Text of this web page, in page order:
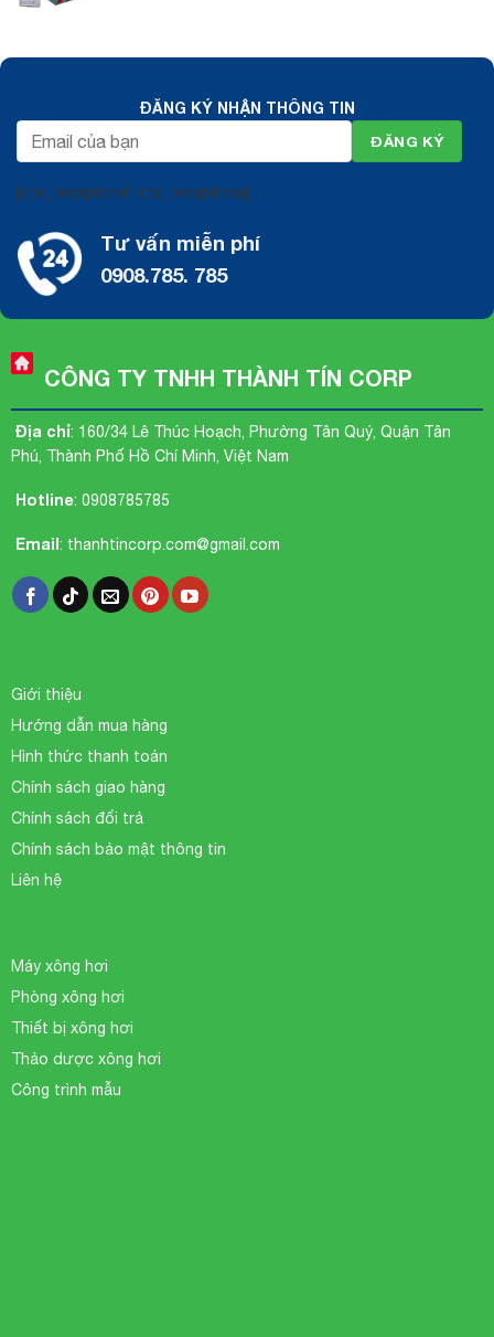
7.500.000₫.
ĐĂNG KÝ NHẬN THÔNG TIN
[cta_recaptcha* cta_recaptcha]
Tư vấn miễn phí
0908.785. 785
CÔNG TY TNHH THÀNH TÍN CORP
Địa chỉ: 160/34 Lê Thúc Hoạch, Phường Tân Quý, Quận Tân
Phú, Thành Phố Hồ Chí Minh, Việt Nam
Hotline: 0908785785
Email: thanhtincorp.com@gmail.com
Giới thiệu
Hướng dẫn mua hàng
Hình thức thanh toán
Chính sách giao hàng
Chính sách đổi trả
Chính sách bảo mật thông tin
Liên hệ
Máy xông hơi
Phòng xông hơi
Thiết bị xông hơi
Thảo dược xông hơi
Công trình mẫu